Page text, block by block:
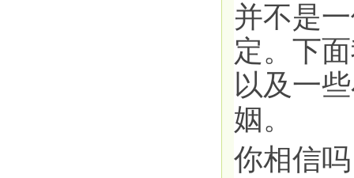
并不是
定。下
以及一
姻。
你相信